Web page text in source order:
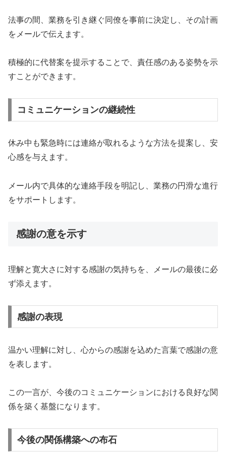
法事の間、業務を引き継ぐ同僚を事前に決定し、その計画
をメールで伝えます。
積極的に代替案を提示することで、責任感のある姿勢を示
すことができます。
コミュニケーションの継続性
休み中も緊急時には連絡が取れるような方法を提案し、安
心感を与えます。
メール内で具体的な連絡手段を明記し、業務の円滑な進行
をサポートします。
感謝の意を示す
理解と寛大さに対する感謝の気持ちを、メールの最後に必
ず添えます。
感謝の表現
温かい理解に対し、心からの感謝を込めた言葉で感謝の意
を表します。
この一言が、今後のコミュニケーションにおける良好な関
係を築く基盤になります。
今後の関係構築への布石